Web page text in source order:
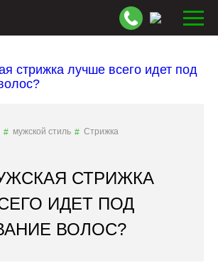
мужской стиль Стрижка
СТРИЖКА
ИДЕТ ПОД
ВОЛОС?